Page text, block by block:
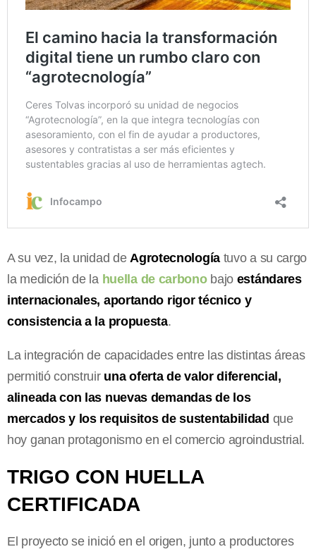
A su vez, la unidad de Agrotecnologíatuvo a su cargo
la medición de la huella de carbonobajo estándares
internacionales, aportando rigor técnico y
consistencia a la propuesta.
La integración de capacidades entre las distintas áreas
permitió construir una oferta de valor diferencial,
alineada con las nuevas demandas de los
mercados y los requisitos de sustentabilidad que
hoy ganan protagonismo en el comercio agroindustrial.
TRIGO CON HUELLA
CERTIFICADA
El proyecto se inició en el origen, junto a productores